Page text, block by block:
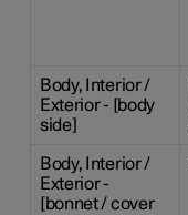
Body, Interior /
Exterior - [body
side]
Body, Interior /
Exterior -
[bonnet / cover